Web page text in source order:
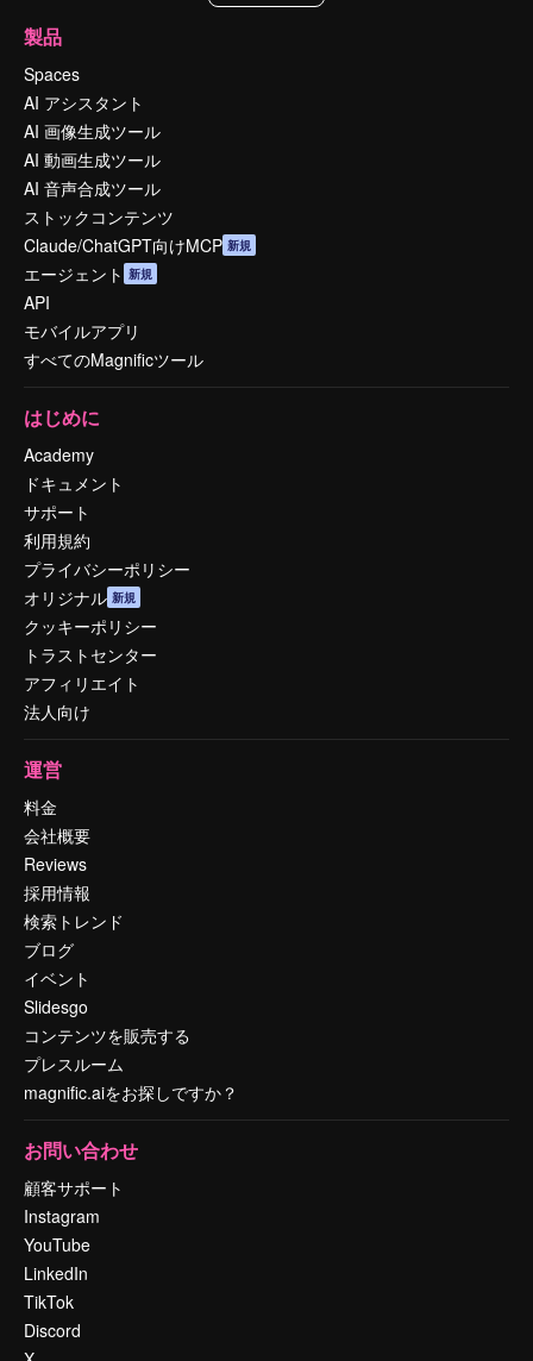
製品
Spaces
AI アシスタント
AI 画像生成ツール
AI 動画生成ツール
AI 音声合成ツール
ストックコンテンツ
Claude/ChatGPT向けMCP 新規
エージェント 新規
API
モバイルアプリ
すべてのMagnificツール
はじめに
Academy
ドキュメント
サポート
利用規約
プライバシーポリシー
オリジナル 新規
クッキーポリシー
トラストセンター
アフィリエイト
法人向け
運営
料金
会社概要
Reviews
採用情報
検索トレンド
ブログ
イベント
Slidesgo
コンテンツを販売する
プレスルーム
magnific.aiをお探しですか？
お問い合わせ
顧客サポート
Instagram
YouTube
LinkedIn
TikTok
Discord